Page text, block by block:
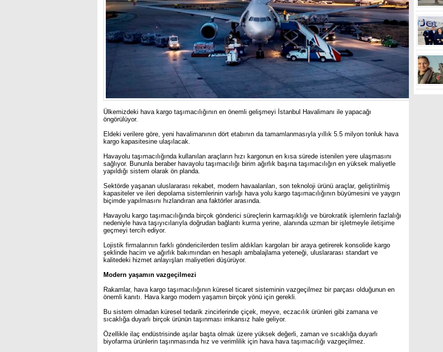
Ülkemizdeki hava kargo taşımacılığının en önemli gelişmeyi İstanbul Havalimanı ile yapacağı
öngörülüyor.
Eldeki verilere göre, yeni havalimanının dört etabının da tamamlanmasıyla yıllık 5.5 milyon tonluk hava
kargo kapasitesine ulaşılacak.
Havayolu taşımacılığında kullanılan araçların hızı kargonun en kısa sürede istenilen yere ulaşmasını
sağlıyor. Bununla beraber havayolu taşımacılığı birim ağırlık başına taşımacılığın en yüksek maliyetle
yapıldığı sistem olarak ön planda.
Sektörde yaşanan uluslararası rekabet, modern havaalanları, son teknoloji ürünü araçlar, geliştirilmiş
kapasiteler ve ileri depolama sistemlerinin varlığı hava yolu kargo taşımacılığının büyümesini ve yaygın
biçimde yapılmasını hızlandıran ana faktörler arasında.
Havayolu kargo taşımacılığında birçok gönderici süreçlerin karmaşıklığı ve bürokratik işlemlerin fazlalığı
nedeniyle hava taşıyıcılarıyla doğrudan bağlantı kurma yerine, alanında uzman bir işletmeyle iletişime
geçmeyi tercih ediyor.
Lojistik firmalarının farklı göndericilerden teslim aldıkları kargoları bir araya getirerek konsolide kargo
şeklinde hacim ve ağırlık bakımından en hesaplı ambalajlama yeteneği, uluslararası standart ve
kalitedeki hizmet anlayışları maliyetleri düşürüyor.
Modern yaşamın vazgeçilmezi
Rakamlar, hava kargo taşımacılığının küresel ticaret sisteminin vazgeçilmez bir parçası olduğunun en
önemli kanıtı. Hava kargo modern yaşamın birçok yönü için gerekli.
Bu sistem olmadan küresel tedarik zincirlerinde çiçek, meyve, eczacılık ürünleri gibi zamana ve
sıcaklığa duyarlı birçok ürünün taşınması imkansız hale geliyor.
Özellikle ilaç endüstrisinde aşılar başta olmak üzere yüksek değerli, zaman ve sıcaklığa duyarlı
biyofarma ürünlerin taşınmasında hız ve verimlilik için hava hava taşımacılığı vazgeçilmez.